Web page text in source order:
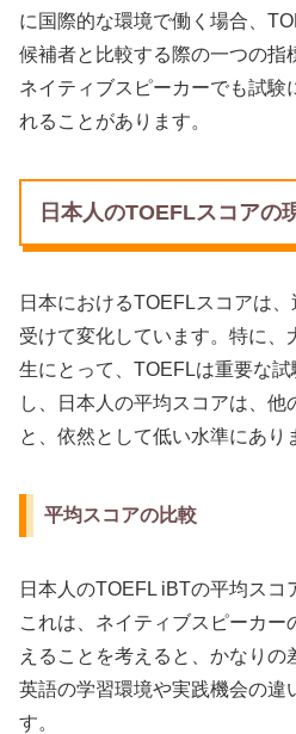
に国際的な環境で働く場合、
候補者と比較する際の一つの指
ネイティブスピーカーでも試験
れることがあります。
日本人のTOEFLスコアの
日本におけるTOEFLスコアは
受けて変化しています。特に、
生にとって、TOEFLは重要な
し、日本人の平均スコアは、他
と、依然として低い水準にあり
平均スコアの比較
日本人のTOEFL iBTの平均スコ
これは、ネイティブスピーカー
えることを考えると、かなりの
英語の学習環境や実践機会の違
す。